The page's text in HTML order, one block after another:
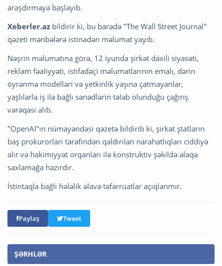
araşdırmaya başlayıb.
Xeberler.az bildirir ki, bu barədə "The Wall Street Journal"
qəzeti mənbələrə istinadən məlumat yayıb.
Nəşrin məlumatına görə, 12 iyunda şirkət daxili siyasəti,
reklam fəaliyyəti, istifadəçi məlumatlarının emalı, dərin
öyrənmə modelləri və yetkinlik yaşına çatmayanlar,
yaşlılarla iş ilə bağlı sənədlərin tələb olunduğu çağırış
vərəqəsi alıb.
"OpenAI"ın nümayəndəsi qəzetə bildirib ki, şirkət ştatların
baş prokurorları tərəfindən qaldırılan narahatlıqları ciddiyə
alır və hakimiyyət orqanları ilə konstruktiv şəkildə əlaqə
saxlamağa hazırdır.
İstintaqla bağlı hələlik əlavə təfərrüatlar açıqlanmır.
Paylaş Tweet
ŞƏRHLƏR